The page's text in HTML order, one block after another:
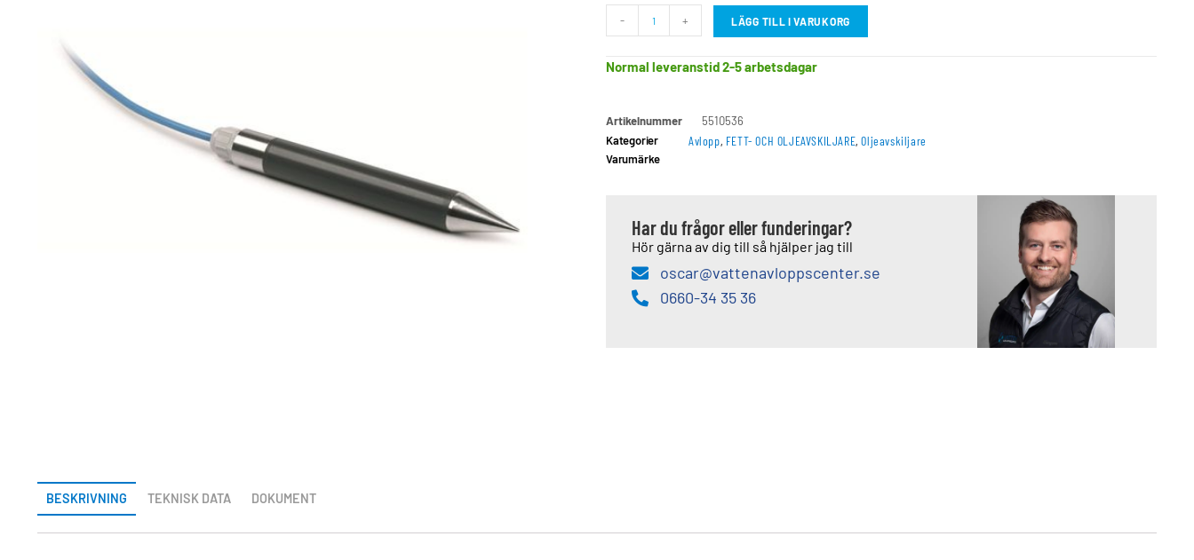
- + LÄGG TILL I VARUKORG
Normal leveranstid 2-5 arbetsdagar
Artikelnummer
5510536
Kategorier
Avlopp, FETT- OCH OLJEAVSKILJARE,Oljeavskiljare
Varumärke
Har du frågor eller funderingar?
Hör gärna av dig till så hjälper jag till
oscar@vattenavloppscenter.se
0660-34 35 36
BESKRIVNING TEKNISK DATA DOKUMENT